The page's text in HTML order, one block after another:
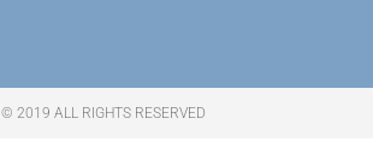
© 2019 ALL RIGHTS RESERVED​